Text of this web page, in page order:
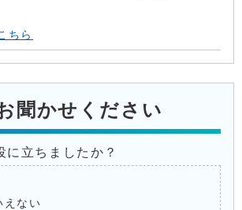
ちら
聞かせください
に立ちましたか？
えない